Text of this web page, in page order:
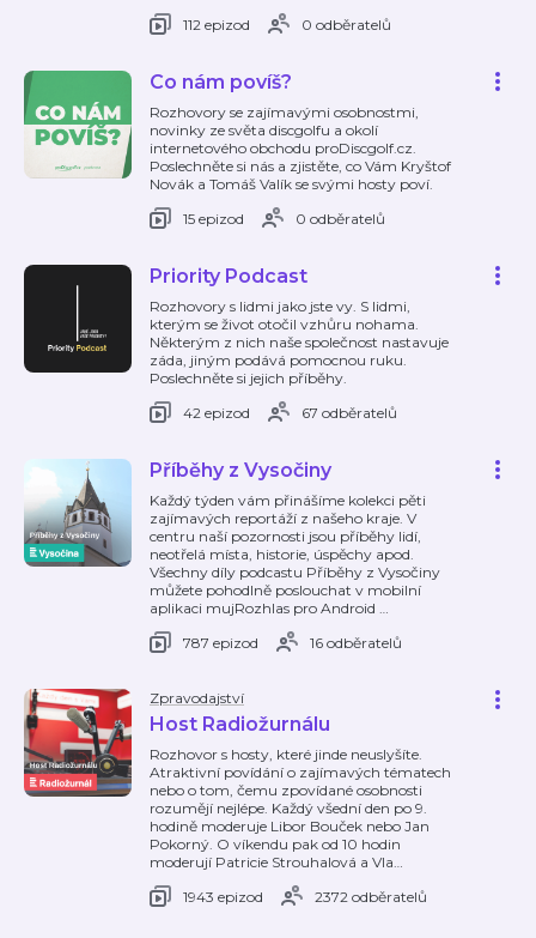
112 epizod
0 odběratelů
Co nám povíš?
Rozhovory se zajímavými osobnostmi,
novinky ze světa discgolfu a okolí
internetového obchodu proDiscgolf.cz.
Poslechněte si nás a zjistěte, co Vám Kryštof
Novák a Tomáš Valík se svými hosty poví.
15 epizod
0 odběratelů
Priority Podcast
Rozhovory s lidmi jako jste vy. S lidmi,
kterým se život otočil vzhůru nohama.
Některým z nich naše společnost nastavuje
záda, jiným podává pomocnou ruku.
Poslechněte si jejich příběhy.
42 epizod
67 odběratelů
Příběhy z Vysočiny
Každý týden vám přinášíme kolekci pěti
zajímavých reportáží z našeho kraje. V
centru naší pozornosti jsou příběhy lidí,
neotřelá místa, historie, úspěchy apod.
Všechny díly podcastu Příběhy z Vysočiny
můžete pohodlně poslouchat v mobilní
aplikaci mujRozhlas pro Android …
787 epizod
16 odběratelů
Zpravodajství
Host Radiožurnálu
Rozhovor s hosty, které jinde neuslyšíte.
Atraktivní povídání o zajímavých tématech
nebo o tom, čemu zpovídané osobnosti
rozumějí nejlépe. Každý všední den po 9.
hodině moderuje Libor Bouček nebo Jan
Pokorný. O víkendu pak od 10 hodin
moderují Patricie Strouhalová a Vla…
1943 epizod
2372 odběratelů